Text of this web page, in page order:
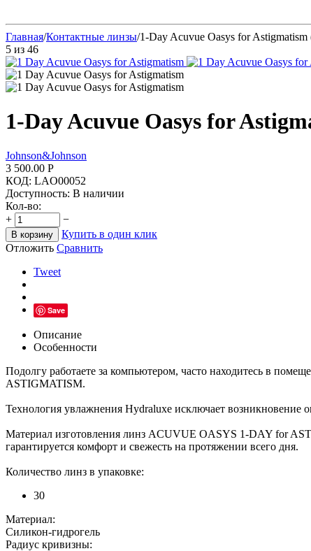
Главная/Контактные линзы/1-Day Acuvue Oasys for
5 из 46
1-Day Acuvue Oasys for
Johnson&Johnson
3 500.00 Р
КОД: LAO00052
Доступность: В наличии
Кол-во:
+
−
В корзину
Купить в один клик
Отложить Сравнить
Tweet
Save
Описание
Особенности
Подолгу работаете за компьютером, часто находитесь в
ASTIGMATISM.
Технология увлажнения Hydraluxe исключает возникновение
Материал изготовления линз ACUVUE OASYS 1-DAY for
гарантируется комфорт и свежесть на протяжении всего дня.
Количество линз в упаковке:
30
Материал:
Силикон-гидрогель
Радиус кривизны: